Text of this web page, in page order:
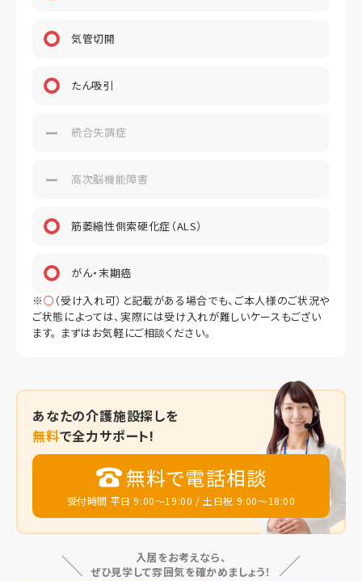
気管切開
たん吸引
統合失調症
高次脳機能障害
筋萎縮性側索硬化症（ALS）
がん・末期癌
※○ （受け入れ可）と記載がある場合でも、ご本人様のご状況や
ご状態によっては、実際には受け入れが難しいケースもござい
ます。 まずはお気軽にご相談ください。
あなたの介護施設探しを
無料で全力サポート!
無料で電話相談
受付時間 平日 9:00～19:00 / 土日祝 9:00～18:00
入居をお考えなら、
ぜひ見学して雰囲気を確かめましょう！